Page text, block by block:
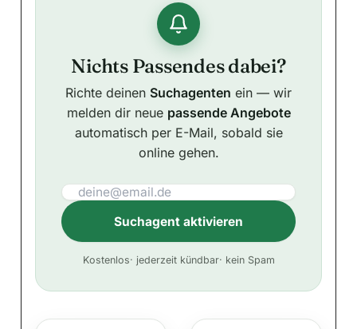
Nichts Passendes dabei?
Richte deinen Suchagenten ein — wir
melden dir neue passende Angebote
automatisch per E-Mail, sobald sie
online gehen.
Suchagent aktivieren
t
Kostenlos· jederzeit kündbar· kein Spam